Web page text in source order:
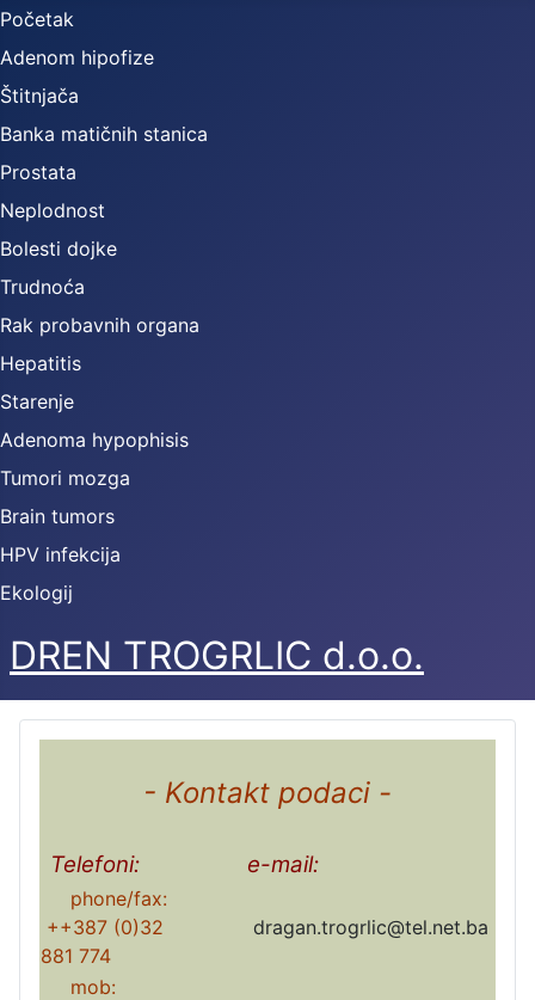
Početak
Adenom hipofize
Štitnjača
Banka matičnih stanica
Prostata
Neplodnost
Bolesti dojke
Trudnoća
Rak probavnih organa
Hepatitis
Starenje
Adenoma hypophisis
Tumori mozga
Brain tumors
HPV infekcija
Ekologij
DREN TROGRLIC d.o.o.
- Kontakt podaci -
Telefoni: e-mail:
phone/fax:
++387 (0)32
881 774
dragan.trogrlic@tel.net.ba
mob: